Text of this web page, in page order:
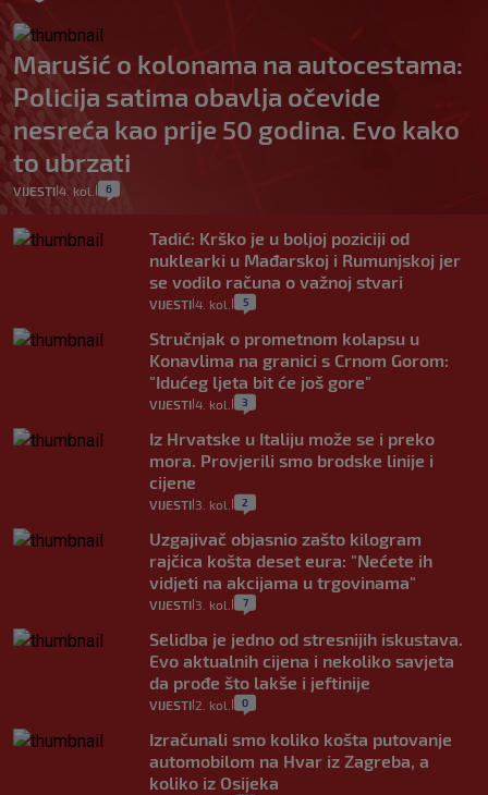
Marušić o kolonama na autocestama:
Policija satima obavlja očevide
nesreća kao prije 50 godina. Evo kako
to ubrzati
VIJESTI 4. kol. 6
Tadić: Krško je u boljoj poziciji od
nuklearki u Mađarskoj i Rumunjskoj jer
se vodilo računa o važnoj stvari
VIJESTI 4. kol. 5
Stručnjak o prometnom kolapsu u
Konavlima na granici s Crnom Gorom:
"Idućeg ljeta bit će još gore"
VIJESTI 4. kol. 3
Iz Hrvatske u Italiju može se i preko
mora. Provjerili smo brodske linije i
cijene
VIJESTI 3. kol. 2
Uzgajivač objasnio zašto kilogram
rajčica košta deset eura: "Nećete ih
vidjeti na akcijama u trgovinama"
VIJESTI 3. kol. 7
Selidba je jedno od stresnijih iskustava.
Evo aktualnih cijena i nekoliko savjeta
da prođe što lakše i jeftinije
VIJESTI 2. kol. 0
Izračunali smo koliko košta putovanje
automobilom na Hvar iz Zagreba, a
koliko iz Osijeka